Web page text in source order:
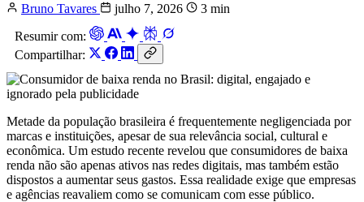
Bruno Tavares julho 7, 2026
3 min
Resumir com:
Compartilhar:
Metade da população brasileira é frequentemente negligenciada por
marcas e instituições, apesar de sua relevância social, cultural e
econômica. Um estudo recente revelou que consumidores de baixa
renda não são apenas ativos nas redes digitais, mas também estão
dispostos a aumentar seus gastos. Essa realidade exige que empresas
e agências reavaliem como se comunicam com esse público.